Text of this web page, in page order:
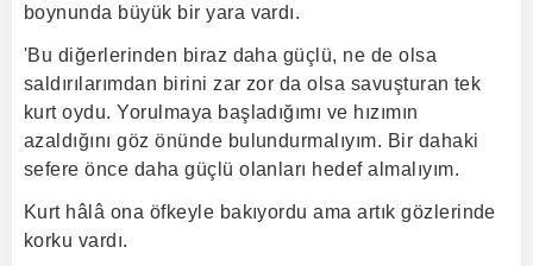
boynunda büyük bir yara vardı.
'Bu diğerlerinden biraz daha güçlü, ne de olsa
saldırılarımdan birini zar zor da olsa savuşturan tek
kurt oydu. Yorulmaya başladığımı ve hızımın
azaldığını göz önünde bulundurmalıyım. Bir dahaki
sefere önce daha güçlü olanları hedef almalıyım.
Kurt hâlâ ona öfkeyle bakıyordu ama artık gözlerinde
korku vardı.